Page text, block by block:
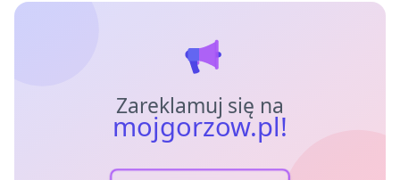
Zareklamuj się na
mojgorzow.pl!